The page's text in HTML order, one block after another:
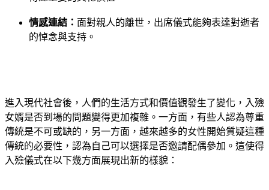
情感連結： 面對親人的離世，出席儀式能夠表達對逝者
的悼念與支持。
進入現代社會後，人們的生活方式和價值觀發生了變化，入殮
女婿是否到場的問題變得更加複雜。一方面，有些人認為尊重
傳統是不可或缺的，另一方面，越來越多的女性開始質疑這種
傳統的必要性，認為自己可以選擇是否邀請配偶參加。這使得
入殮儀式在以下幾方面展現出新的樣貌：